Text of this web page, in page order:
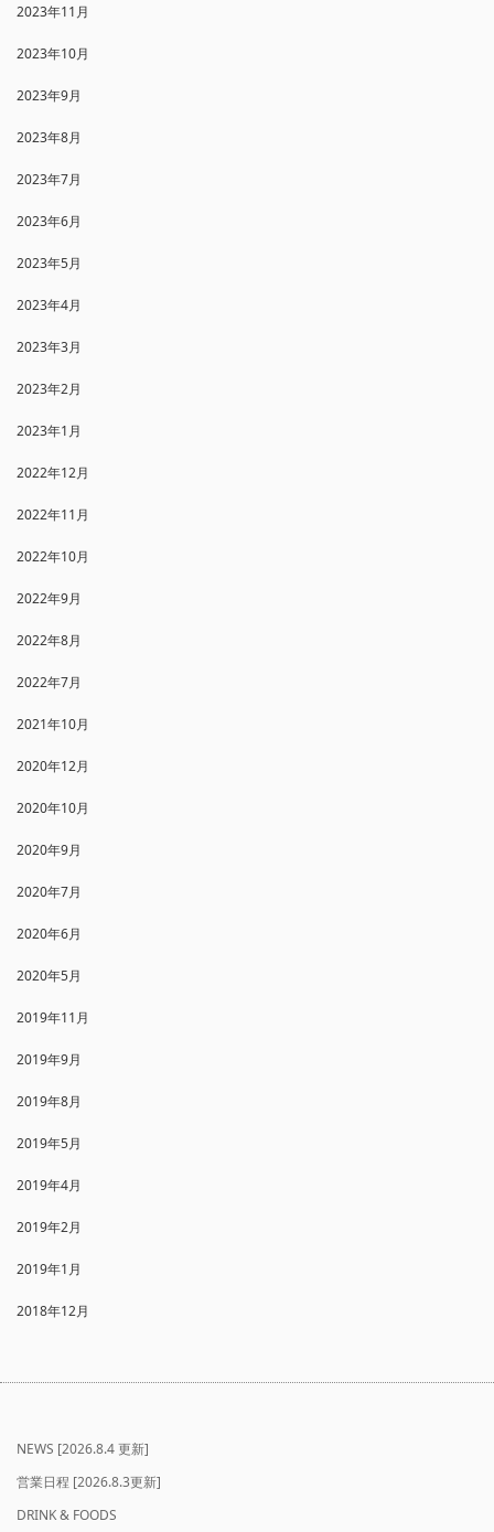
2023年11月
2023年10月
2023年9月
2023年8月
2023年7月
2023年6月
2023年5月
2023年4月
2023年3月
2023年2月
2023年1月
2022年12月
2022年11月
2022年10月
2022年9月
2022年8月
2022年7月
2021年10月
2020年12月
2020年10月
2020年9月
2020年7月
2020年6月
2020年5月
2019年11月
2019年9月
2019年8月
2019年5月
2019年4月
2019年2月
2019年1月
2018年12月
NEWS [2026.8.4 更新]
営業日程 [2026.8.3更新]
DRINK & FOODS